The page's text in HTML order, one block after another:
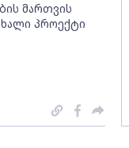
მართვის
პროექტი